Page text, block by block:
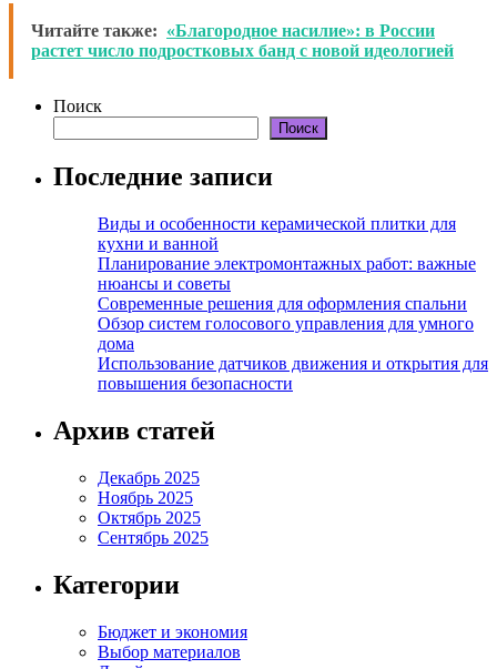
Читайте также: «Благородное насилие»: в России
растет число подростковых банд с новой идеологией
Поиск
Поиск
Последние записи
Виды и особенности керамической плитки для
кухни и ванной
Планирование электромонтажных работ: важные
нюансы и советы
Современные решения для оформления спальни
Обзор систем голосового управления для умного
дома
Использование датчиков движения и открытия для
повышения безопасности
Архив статей
Декабрь 2025
Ноябрь 2025
Октябрь 2025
Сентябрь 2025
Категории
Бюджет и экономия
Выбор материалов